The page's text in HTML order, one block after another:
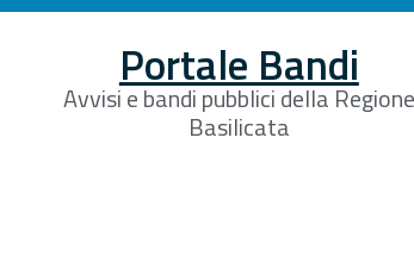
Portale Bandi
Avvisi e bandi pubblici della Regione
Basilicata